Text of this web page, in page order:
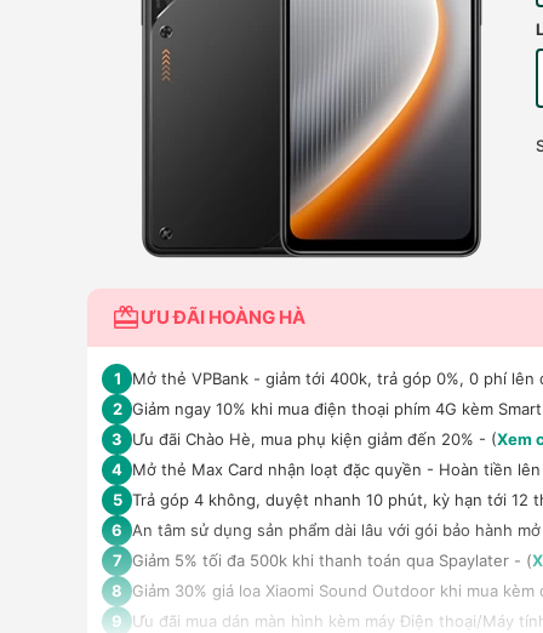
ƯU ĐÃI HOÀNG HÀ
1
Mở thẻ VPBank - giảm tới 400k, trả góp 0%, 0 phí
2 Giảm ngay 10% khi mua điện thoại phím 4G kèm
3
Ưu đãi Chào Hè, mua phụ kiện giảm đến 20% - (Xem
4 Mở thẻ Max Card nhận loạt đặc quyền - Hoàn tiền
5 Trả góp 4 không, duyệt nhanh 10 phút, kỳ hạn tới
6
An tâm sử dụng sản phẩm dài lâu với gói bảo hành
7 Giảm 5% tối đa 500k khi thanh toán qua Spaylater - (
8
Giảm 30% giá loa Xiaomi Sound Outdoor khi mua
9
Ưu đãi mua dán màn hình kèm máy Điện thoại/Máy